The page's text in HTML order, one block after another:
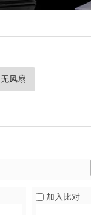
无风扇
加入比对